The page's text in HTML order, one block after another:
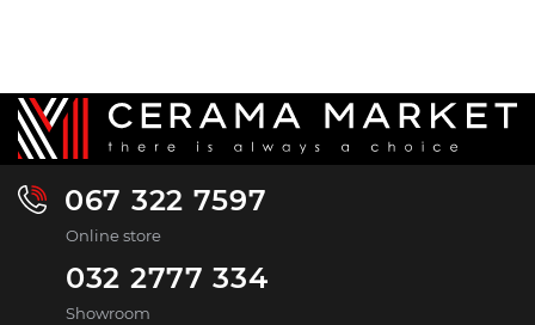
067 322 7597
Online store
032 2777 334
Showroom